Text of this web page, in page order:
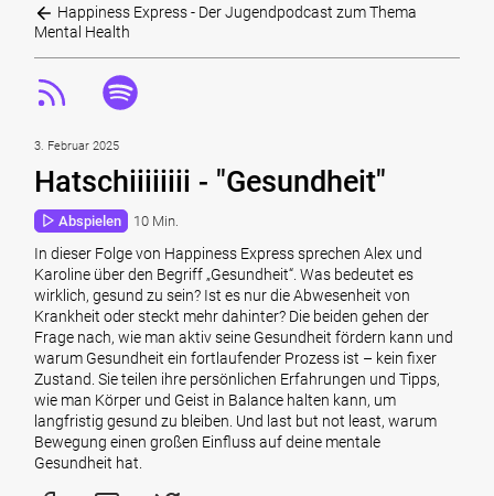
Happiness Express - Der Jugendpodcast zum Thema
Mental Health
3. Februar 2025
Hatschiiiiiiii - "Gesundheit"
Abspielen 10 Min.
In dieser Folge von Happiness Express sprechen Alex und
Karoline über den Begriff „Gesundheit“. Was bedeutet es
wirklich, gesund zu sein? Ist es nur die Abwesenheit von
Krankheit oder steckt mehr dahinter? Die beiden gehen der
Frage nach, wie man aktiv seine Gesundheit fördern kann und
warum Gesundheit ein fortlaufender Prozess ist – kein fixer
Zustand. Sie teilen ihre persönlichen Erfahrungen und Tipps,
wie man Körper und Geist in Balance halten kann, um
langfristig gesund zu bleiben. Und last but not least, warum
Bewegung einen großen Einfluss auf deine mentale
Gesundheit hat.